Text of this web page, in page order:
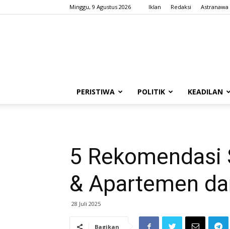
Minggu, 9 Agustus 2026 Iklan Redaksi Astranawa
PERISTIWA POLITIK KEADILAN
5
& Apartemen
28 Juli 2025
Bagikan